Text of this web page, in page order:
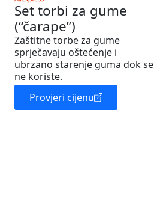
Set torbi za gume
(“čarape”)
Zaštitne torbe za gume
sprječavaju oštećenje i
ubrzano starenje guma dok se
ne koriste.
Provjeri cijenu